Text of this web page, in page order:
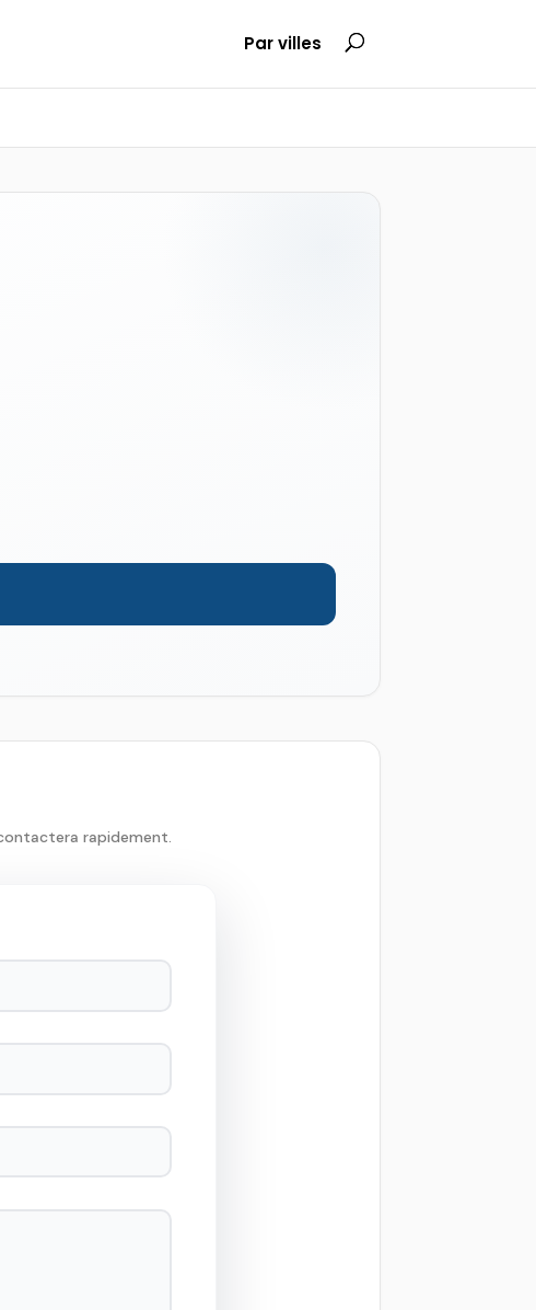
Par villes
rapidement.